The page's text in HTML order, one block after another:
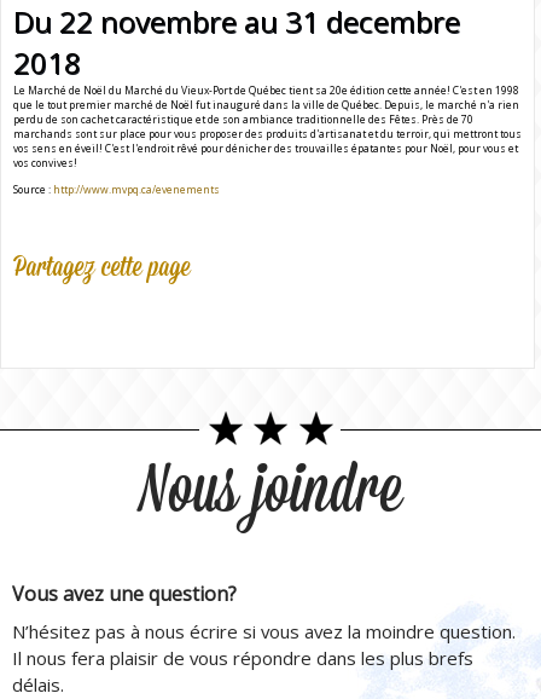
Du 22 novembre au 31 decembre
2018
Le Marché de Noël du Marché du Vieux-Port de Québec tient sa 20e édition cette année! C'est en 1998
que le tout premier marché de Noël fut inauguré dans la ville de Québec. Depuis, le marché n'a rien
perdu de son cachet caractéristique et de son ambiance traditionnelle des Fêtes. Près de 70
marchands sont sur place pour vous proposer des produits d'artisanat et du terroir, qui mettront tous
vos sens en éveil! C'est l'endroit rêvé pour dénicher des trouvailles épatantes pour Noël, pour vous et
vos convives!
Source : http://www.mvpq.ca/evenements
Partagez cette page
Nous joindre
Vous avez une question?
N’hésitez pas à nous écrire si vous avez la moindre question.
Il nous fera plaisir de vous répondre dans les plus brefs
délais.